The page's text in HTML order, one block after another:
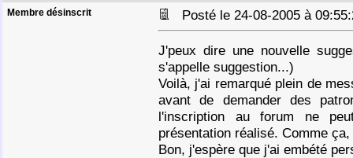
Membre désinscrit Posté le 24-08-2005 à
J'peux dire une nouvelle
s'appelle suggestion...)
Voilà, j'ai remarqué plein de
avant de demander des
l'inscription au forum ne
présentation réalisé. Comme
Bon, j'espère que j'ai embété